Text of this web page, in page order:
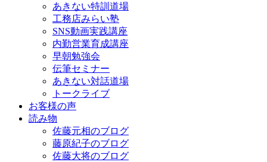
あきない特訓道場
工務店みらい塾
SNS動画実践講座
内勤営業育成講座
早朝勉強会
伝筆セミナー
あきない対話道場
トークライブ
お客様の声
読み物
佐藤元相のブログ
藤原紀子のブログ
佐藤大将のブログ